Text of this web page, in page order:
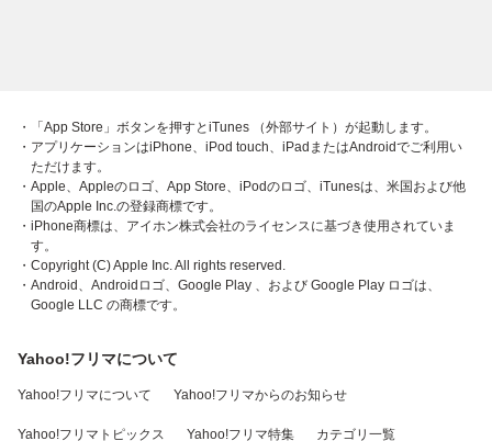
・「App Store」ボタンを押すとiTunes （外部サイト）が起動します。
・アプリケーションはiPhone、iPod touch、iPadまたはAndroidでご利用い
ただけます。
・Apple、Appleのロゴ、App Store、iPodのロゴ、iTunesは、米国および他
国のApple Inc.の登録商標です。
・iPhone商標は、アイホン株式会社のライセンスに基づき使用されていま
す。
・Copyright (C) Apple Inc. All rights reserved.
・Android、Androidロゴ、Google Play 、および Google Play ロゴは、
Google LLC の商標です。
Yahoo!フリマについて
Yahoo!フリマについて Yahoo!フリマからのお知らせ
Yahoo!フリマトピックス Yahoo!フリマ特集 カテゴリ一覧